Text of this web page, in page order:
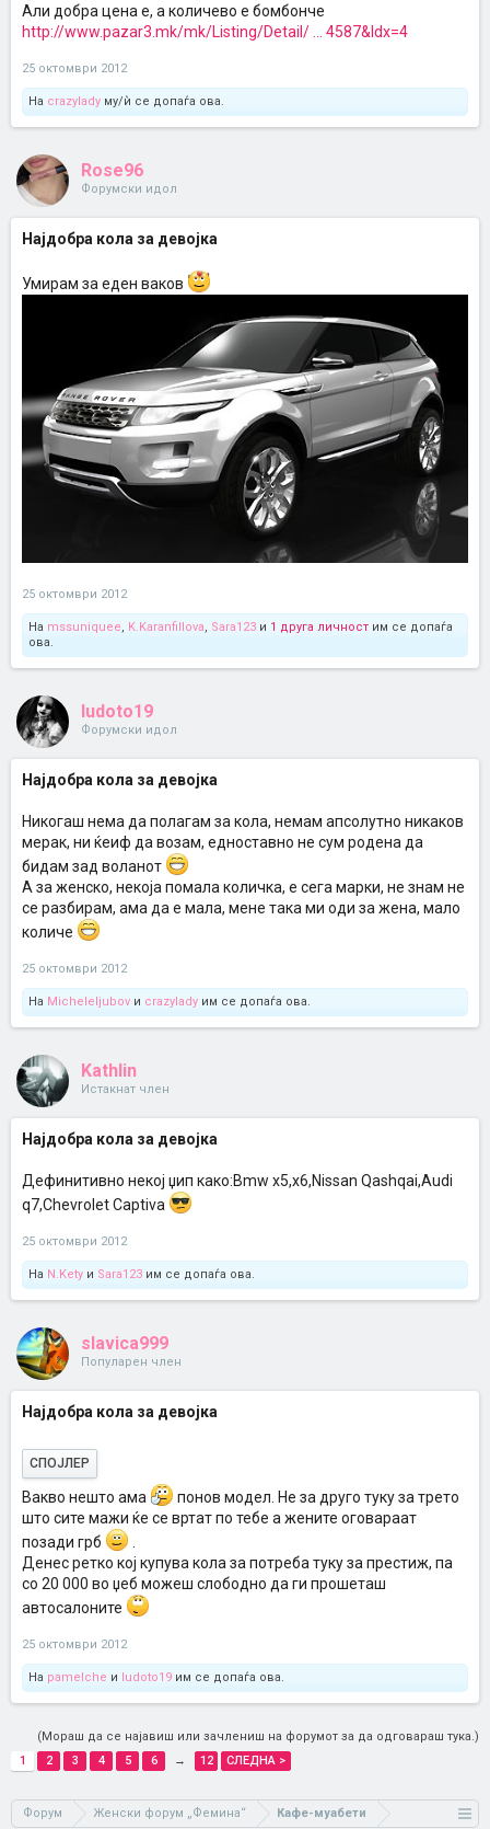
Али добра цена е, а количево е бомбонче
http://www.pazar3.mk/mk/Listing/Detail/ ... 4587&Idx=4
25 октомври 2012
На crazylady му/ѝ се допаѓа ова.
Rose96
Форумски идол
Најдобра кола за девојка
Умирам за еден ваков
25 октомври 2012
На mssuniquee, K.Karanfillova, Sara123 и 1 друга личност им се допаѓа
ова.
ludoto19
Форумски идол
Најдобра кола за девојка
Hикогаш нема да полагам за кола, немам апсолутно никаков
мерак, ни ќеиф да возам, едноставно не сум родена да
бидам зад воланот
A за женско, некоја помала количка, е сега марки, не знам не
се разбирам, ама да е мала, мене така ми оди за жена, мало
количе
25 октомври 2012
На Micheleljubov и crazylady им се допаѓа ова.
Kathlin
Истакнат член
Најдобра кола за девојка
Дефинитивно некој џип како:Bmw x5,x6,Nissan Qashqai,Audi
q7,Chevrolet Captiva
25 октомври 2012
На N.Kety и Sara123 им се допаѓа ова.
slavica999
Популарен член
Најдобра кола за девојка
СПОЈЛЕР
Вакво нешто ама
понов модел. Не за друго туку за трето
што сите мажи ќе се вртат по тебе а жените оговараат
позади грб
Денес ретко кој купува кола за потреба туку за престиж, па
со 20 000 во џеб можеш слободно да ги прошеташ
автосалоните
25 октомври 2012
На pamelche и ludoto19 им се допаѓа ова.
(Мораш да се најавиш или зачлениш на форумот за да одговараш тука.)
1
2 3 4 5 6 → 12 СЛЕДНА >
Форум Женски форум „Фемина“ Кафе-муабети